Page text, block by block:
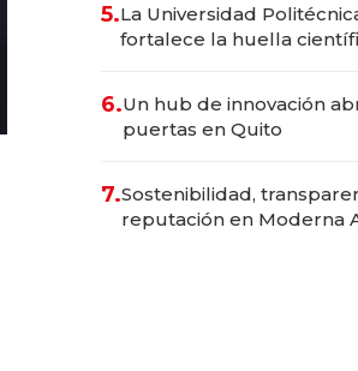
5.La Universidad
fortalece la huella
6.Un hub de innovación
puertas en Quito
7.Sostenibilidad,
reputación en Moderna